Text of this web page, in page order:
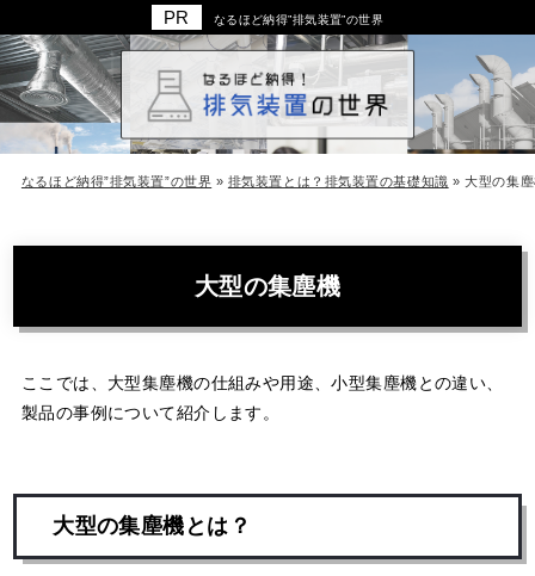
なるほど納得”排気装置”の世界
なるほど納得”排気装置”の世界 » 排気装置とは？排気装置の基礎知識 »大型の集
大型の集塵機
ここでは、大型集塵機の仕組みや用途、小型集塵機との違い、
製品の事例について紹介します。
大型の集塵機とは？